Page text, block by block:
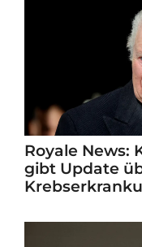
Royale News:
gibt Update